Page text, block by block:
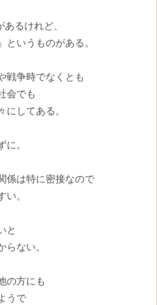
るけれど、
いうものがある。
戦争時でなくとも
会でも
してある。
。
係は特に密接なので
。
と
ない。
の方にも
うで